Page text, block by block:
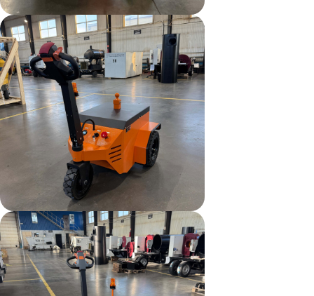
Блог
О нас
Ремонт и сервис
Контакты
Команда
Отзывы
2026 Ⓒ
ООО "Региональный технический центр"
Политика конфиденциальности
Пользовательское соглашение
РазработкаRASA